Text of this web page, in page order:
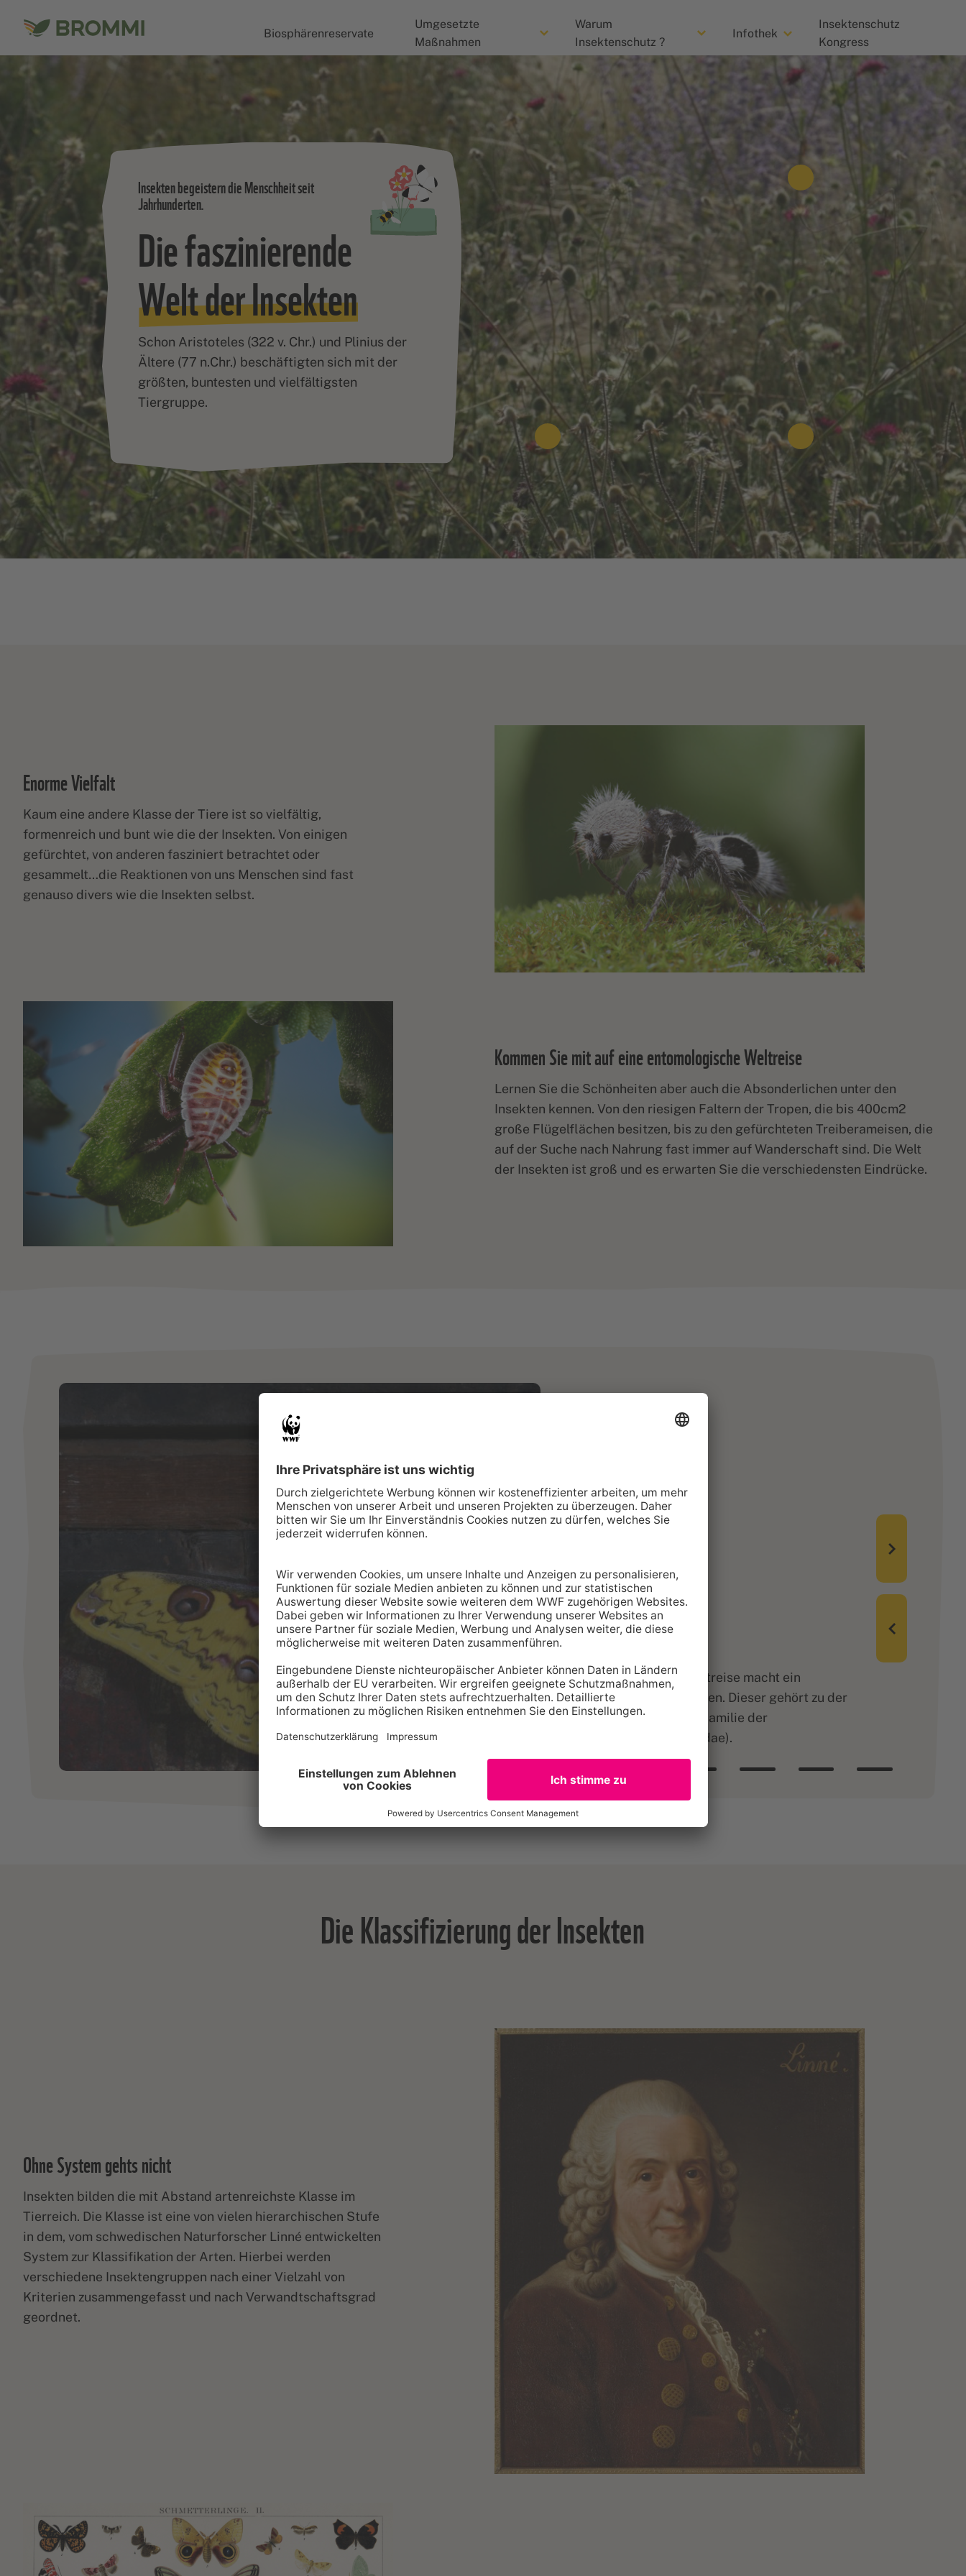
Biosphärenreservate
Umgesetzte
Maßnahmen
Warum
Insektenschutz ?
Infothek
Insektenschutz
Kongress
Biosphärenreservate
Biosphärenreservat
Schaalsee
Biosphärenreservat
Schorfheide-Chorin
Biosphärenreservat
Mittelelbe
Biosphärenreservat
Rhön
Biosphärengebiet
Schwarzwald
Insekten begeistern die Menschheit seit
Jahrhunderten.
Die faszinierende
Welt der Insekten
Schon Aristoteles (322 v. Chr.) und Plinius der
Ältere (77 n.Chr.) beschäftigten sich mit der
größten, buntesten und vielfältigsten
Tiergruppe.
Enorme Vielfalt
Kaum eine andere Klasse der Tiere ist so vielfältig,
formenreich und bunt wie die der Insekten. Von einigen
gefürchtet, von anderen fasziniert betrachtet oder
gesammelt…die Reaktionen von uns Menschen sind fast
genauso divers wie die Insekten selbst.
Kommen Sie mit auf eine entomologische Weltreise
Lernen Sie die Schönheiten aber auch die Absonderlichen unter den
Insekten kennen. Von den riesigen Faltern der Tropen, die bis 400cm2
große Flügelflächen besitzen, bis zu den gefürchteten Treiberameisen, die
auf der Suche nach Nahrung fast immer auf Wanderschaft sind. Die Welt
der Insekten ist groß und es erwarten Sie die verschiedensten Eindrücke.
Loepa. sp
Den Anfang unserer Weltreise macht ein
Nachtfalter aus Indonesien. Dieser gehört zu der
Gattung Loepa aus der Familie der
Pfauenspinner (Saturniidae).
Die Klassifizierung der Insekten
Ohne System gehts nicht
Insekten bilden die mit Abstand artenreichste Klasse im
Tierreich. Die Klasse ist eine von vielen hierarchischen Stufe
in dem, vom schwedischen Naturforscher Linné entwickelten
System zur Klassifikation der Arten. Hierbei werden
verschiedene Insektengruppen nach einer Vielzahl von
Kriterien zusammengefasst und nach Verwandtschaftsgrad
geordnet.